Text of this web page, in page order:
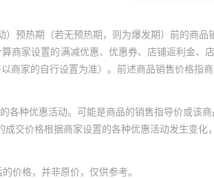
预热期（若无预热期，则为爆发期）前的商
商家设置的满减优惠、优惠券、店铺返利金
家的自行设置为准）。前述商品销售价格指
种优惠活动。可能是商品的销售指导价或该
交价格根据商家设置的各种优惠活动发生变化
价格，并非原价，仅供参考。